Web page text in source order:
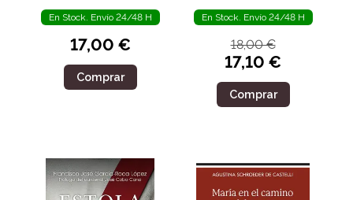
En Stock. Envío 24/48 H
17,00 €
Comprar
En Stock. Envío 24/48 H
18,00 €
17,10 €
Comprar